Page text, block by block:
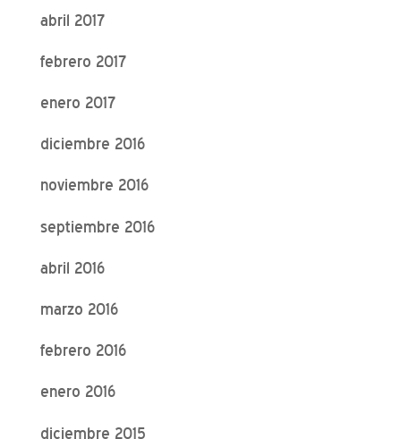
abril 2017
febrero 2017
enero 2017
diciembre 2016
noviembre 2016
septiembre 2016
abril 2016
marzo 2016
febrero 2016
enero 2016
diciembre 2015